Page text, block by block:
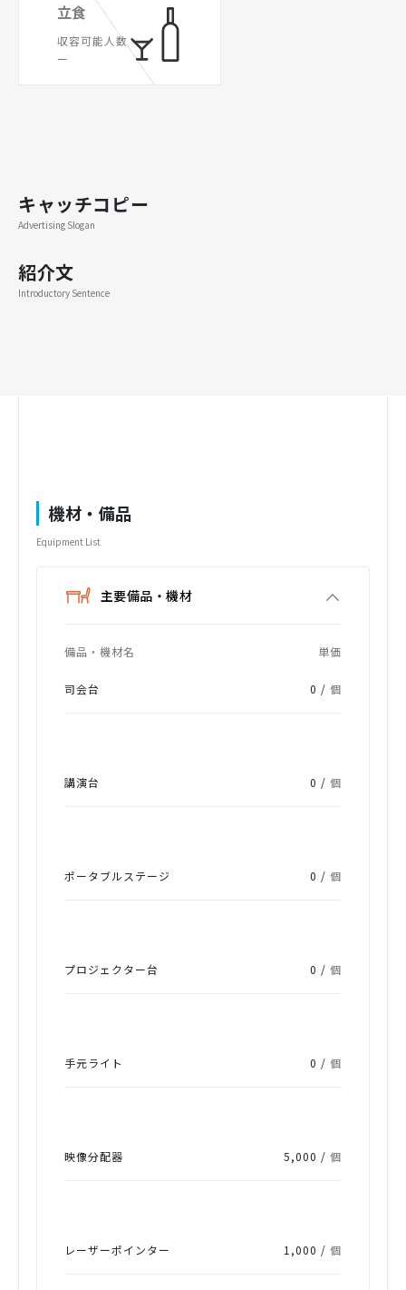
立食
収容可能人数
ー
キャッチコピー
Advertising Slogan
紹介文
Introductory Sentence
機材・備品
Equipment List
主要備品・機材
備品・機材名 単価
司会台 0 /個
講演台 0 /個
ポータブルステージ 0 /個
プロジェクター台 0 /個
手元ライト 0 /個
映像分配器 5,000 /個
レーザーポインター 1,000 /個